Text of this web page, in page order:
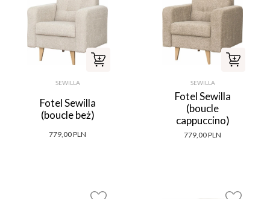
SEWILLA
Fotel Sewilla
(boucle beż)
779,00 PLN
SEWILLA
Fotel Sewilla
(boucle
cappuccino)
779,00 PLN